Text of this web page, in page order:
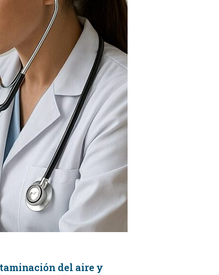
IMAGENES MEDICAS
OBRAS SOCIALES
LABORATORIOS
ORTOPEDIAS
ÓPTICAS
KINESIOLOGÍA
TRAUMATOLOGIA
SERVICIOS DE AMBULANCIAS
del aire y